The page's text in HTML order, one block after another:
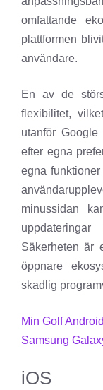
omfattande
plattformen
användare.
En av de
flexibilitet,
utanför
efter egna
egna
minussidan
Säkerheten är
öppnare
skadlig
Min Golf Android
Samsung
iOS